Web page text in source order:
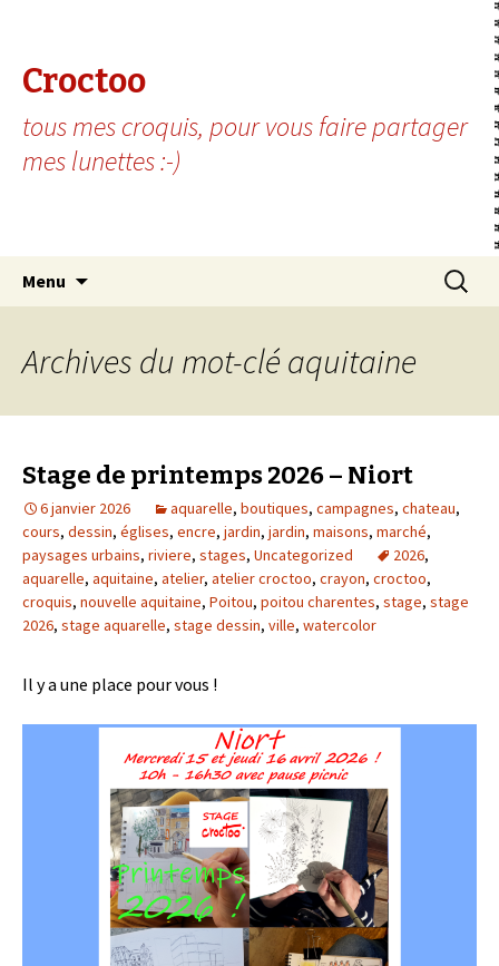
Croctoo
tous mes croquis, pour vous faire partager
mes lunettes :-)
Menu
Archives du mot-clé aquitaine
Stage de printemps 2026 – Niort
6 janvier 2026 aquarelle, boutiques, campagnes, chateau,
cours, dessin, églises, encre, jardin, jardin, maisons, marché,
paysages urbains, riviere, stages, Uncategorized 2026,
aquarelle, aquitaine, atelier, atelier croctoo, crayon, croctoo,
croquis, nouvelle aquitaine, Poitou, poitou charentes, stage, stage
2026, stage aquarelle, stage dessin, ville, watercolor
Il y a une place pour vous !